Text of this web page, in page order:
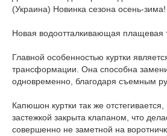
(Украина) Новинка сезона осень-зима!
Новая водоотталкивающая плащевая
Главной особенностью куртки
трансформации. Она способна
одновременно, благодаря съемным
Капюшон куртки так же
застежкой закрыта клапаном, что
совершенно не заметной на